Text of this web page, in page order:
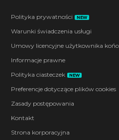
Polityka prywatności NEW
Warunki świadczenia usługi
Umowy licencyjne użytkownika
Informacje prawne
Polityka ciasteczek
NEW
Preferencje dotyczące plików cookies
Zasady postępowania
Kontakt
Strona korporacyjna